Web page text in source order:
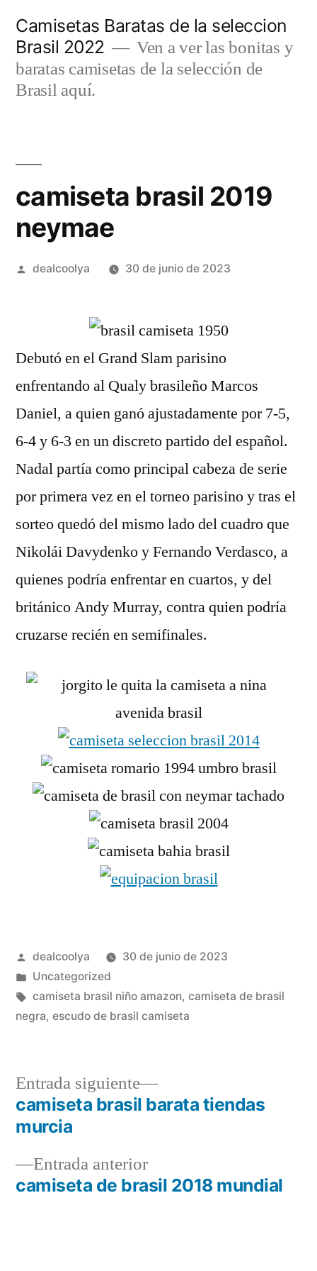
contenido
Camisetas Baratas de la seleccion
Brasil 2022
Ven a ver las bonitas y
baratas camisetas de la selección de
Brasil aquí.
camiseta brasil 2019
neymae
Publicado
dealcoolya 30 de junio de 2023
Debutó en el Grand Slam parisino
enfrentando al Qualy brasileño Marcos
Daniel, a quien ganó ajustadamente por 7-5,
6-4 y 6-3 en un discreto partido del español.
Nadal partía como principal cabeza de serie
por primera vez en el torneo parisino y tras el
sorteo quedó del mismo lado del cuadro que
Nikolái Davydenko y Fernando Verdasco, a
quienes podría enfrentar en cuartos, y del
británico Andy Murray, contra quien podría
cruzarse recién en semifinales.
Publicado
por
dealcoolya
30 de junio de 2023
Publicado
en
Uncategorized
Etiquetas:
camiseta brasil niño amazon, camiseta de brasil
negra, escudo de brasil camiseta
Navegación
entradas
Entrada anteriorEntrada
anterior:
camiseta de brasil 2018 mundial
Entrada siguiente
Entrada
siguiente:
camiseta brasil barata tiendas
murcia